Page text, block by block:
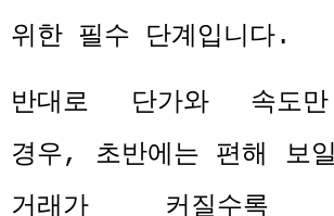
위한 필수 단계입니다.
반대로 단가와 속도
경우, 초반에는 편해 보
거래가 커질수록 불